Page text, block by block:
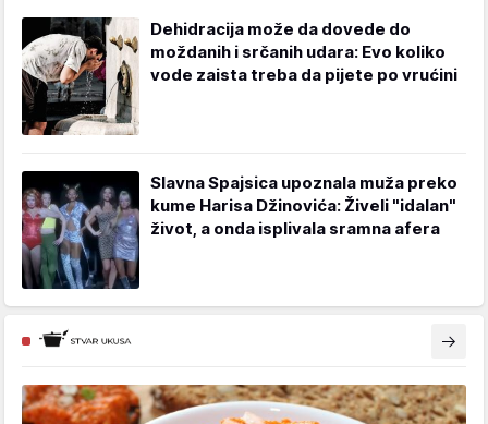
Dehidracija može da dovede do
moždanih i srčanih udara: Evo koliko
vode zaista treba da pijete po vrućini
Slavna Spajsica upoznala muža preko
kume Harisa Džinovića: Živeli "idalan"
život, a onda isplivala sramna afera